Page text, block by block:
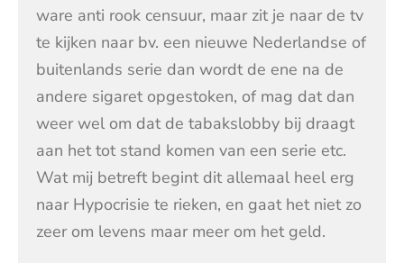
ware anti rook censuur, maar zit je naar de tv
te kijken naar bv. een nieuwe Nederlandse of
buitenlands serie dan wordt de ene na de
andere sigaret opgestoken, of mag dat dan
weer wel om dat de tabakslobby bij draagt
aan het tot stand komen van een serie etc.
Wat mij betreft begint dit allemaal heel erg
naar Hypocrisie te rieken, en gaat het niet zo
zeer om levens maar meer om het geld.